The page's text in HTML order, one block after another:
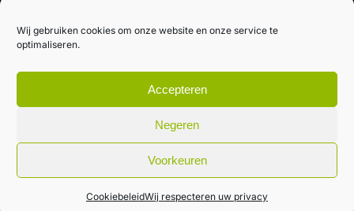
Wij gebruiken cookies om onze website en onze service te
optimaliseren.
Accepteren
Negeren
Voorkeuren
CookiebeleidWij respecteren uw privacy
Kennismakingspakket aanvragen
Blijft op de hoogte
Rechtstreeks van het veld naar je inbox.
Inschrijven nieuwsbrief
Algemene voorwaarden|Privacybeleid| gemaakt met door
creativitijd